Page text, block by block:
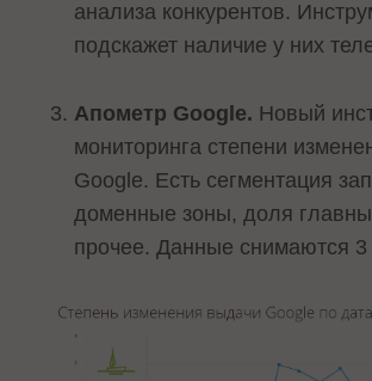
анализа конкурентов.
подскажет наличие у них
Апометр Google. Новый
мониторинга степени
Google. Есть сегментация
доменные зоны, доля
прочее. Данные снимаются 3